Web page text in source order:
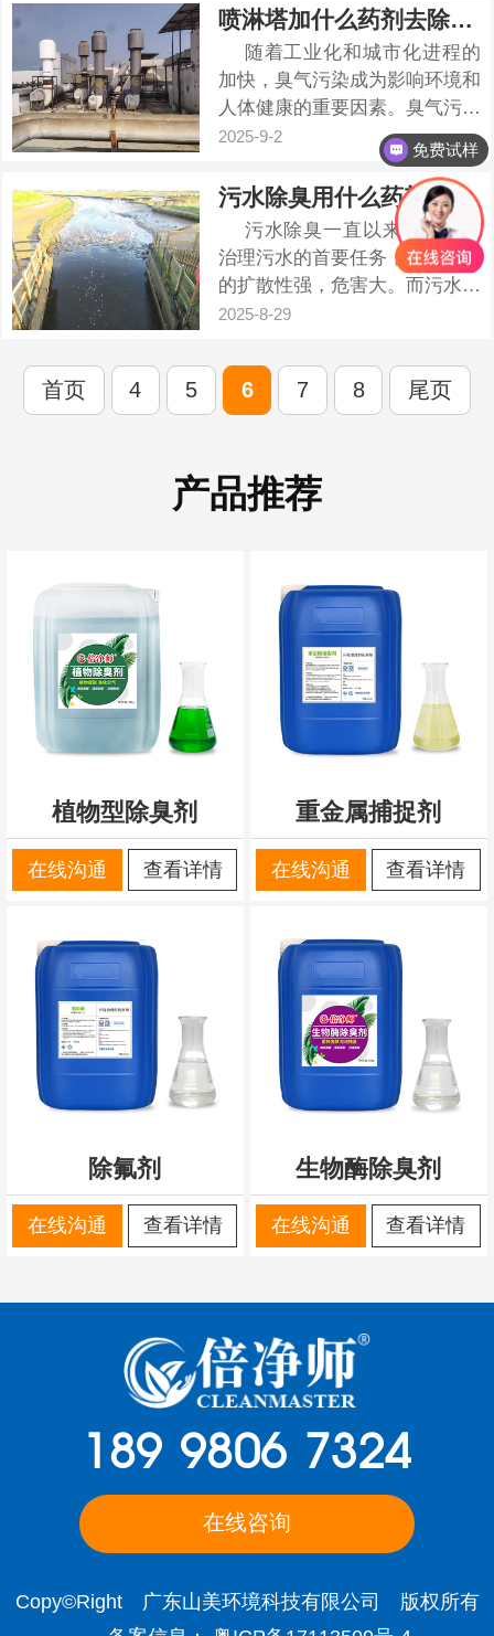
若直接排放，会导致水体富营养
化，引发蓝藻疯长，消耗水中溶
解氧，造成鱼类死亡，破坏
aquatic生态系统。因此，高效
去除食...
喷淋塔加什么药剂去除臭气
随着工业化和城市化进程的
加快，臭气污染成为影响环境和
人体健康的重要因素。臭气污染
是工业生产和城市生活中常见的
问题，它不仅影响环境和居民的
生活质量，还可能对人体健康造
成危害。喷淋塔作为一种常见的
生物除臭设备，通过生物降解作
用去除废气中的臭气成分，在去
除工...
2025-9-2
污水除臭用什么药剂
污水除臭一直以来便是企业
治理污水的首要任务，由于臭味
的扩散性强，危害大。而污水中
的污染物质较多，主要包含：淀
系列有机物质。污水发出臭味主
要是因为有机物连续发酵从而造
2025-8-29
首页 4 5 6 7 8 尾页
产品推荐
植物型除臭剂
在线沟通 查看详情
重金属捕捉剂
在线沟通 查看详情
除氟剂
在线沟通 查看详情
生物酶除臭剂
在线沟通 查看详情
189 9806 7324
在线咨询
Copy©Right 广东山美环境科技有限公司 版权所有
免费试样